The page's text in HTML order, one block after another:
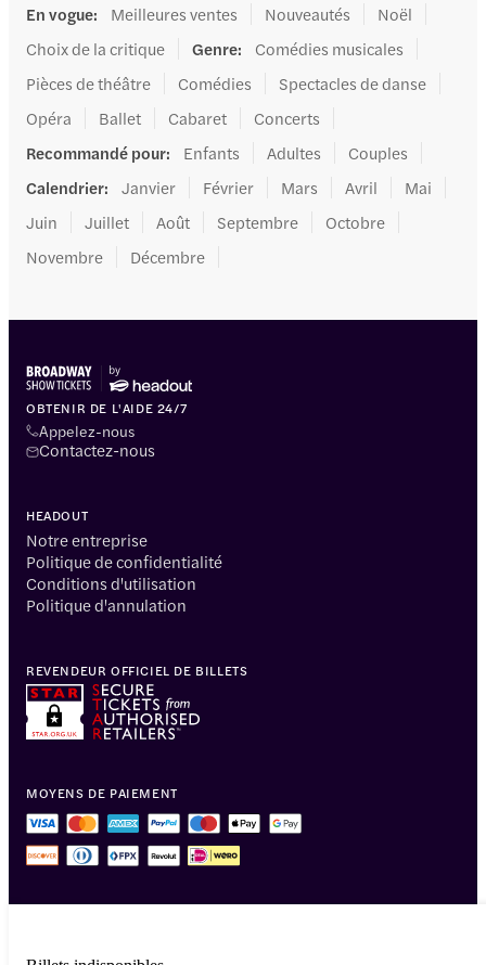
En vogue: Meilleures ventes Nouveautés
Noël
Choix de la critique
Genre:
Comédies musicales
Pièces de théâtre
Comédies
Spectacles de danse
Opéra
Ballet Cabaret
Concerts
Recommandé pour: Enfants Adultes
Couples
Calendrier: Janvier Février Mars Avril
Mai
Juin
Juillet Août Septembre
Octobre
Novembre
Décembre
OBTENIR DE L'AIDE 24/7
Appelez-nous
Contactez-nous
HEADOUT
Notre entreprise
Politique de confidentialité
Conditions d'utilisation
Politique d'annulation
MOYENS DE PAIEMENT
REVENDEUR OFFICIEL DE BILLETS